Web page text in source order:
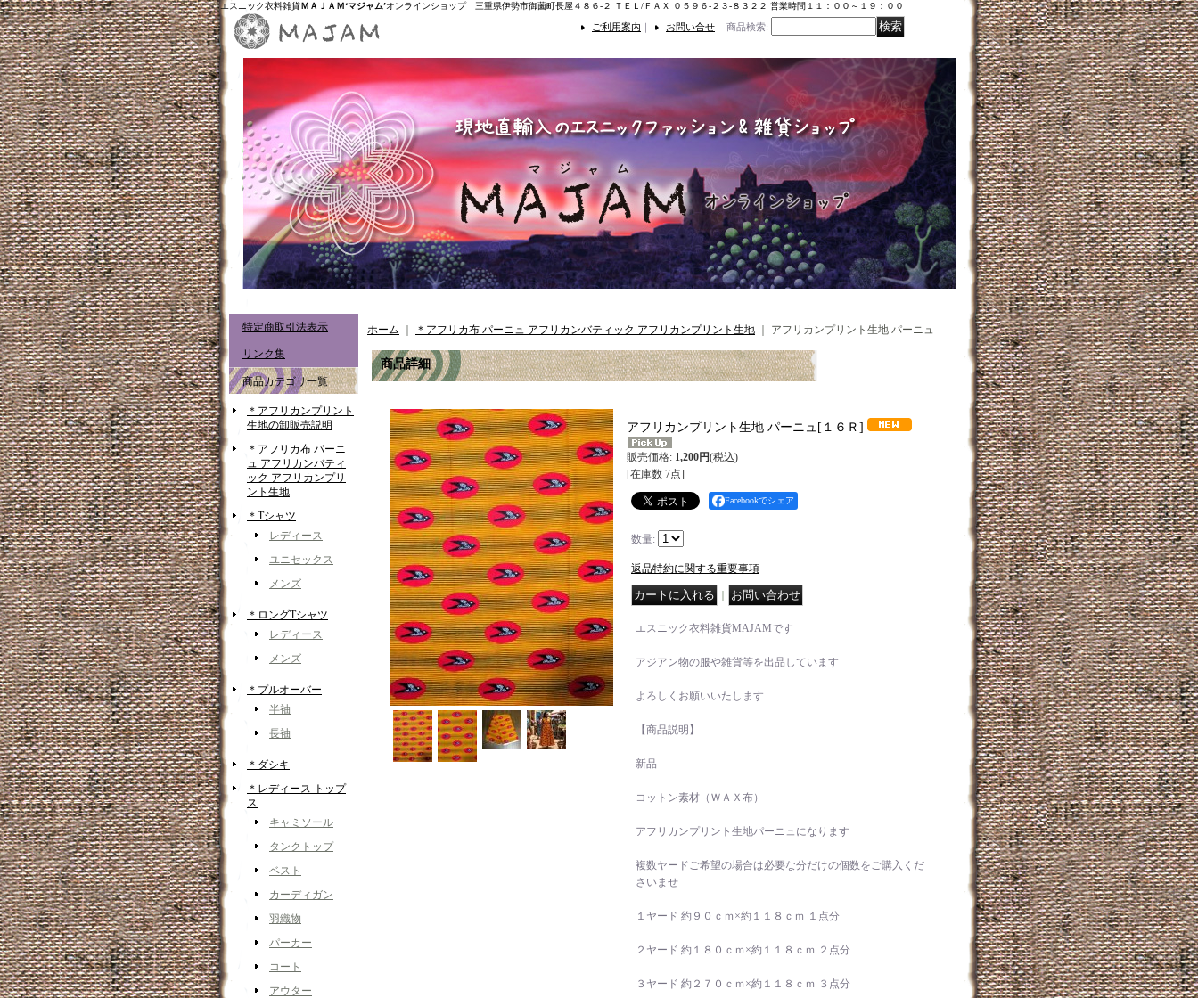
エスニック衣料雑貨ＭＡＪＡＭ‘マジャム’オンラインショップ 三重県伊勢市御薗町長屋４８６-２ ＴＥＬ/ＦＡＸ ０５９６-２３-８３２２ 営業時間１１：００～１９：００
ご利用案内 ｜ お問い合せ 商品検索:
特定商取引法表示
リンク集
商品カテゴリ一覧
＊アフリカンプリント
生地の卸販売説明
＊アフリカ布 パーニ
ュ アフリカンバティ
ック アフリカンプリ
ント生地
＊Tシャツ
レディース
ユニセックス
メンズ
＊ロングTシャツ
レディース
メンズ
＊プルオーバー
半袖
長袖
＊ダシキ
＊レディース トップ
ス
キャミソール
タンクトップ
ベスト
カーディガン
羽織物
パーカー
コート
アウター
ホーム ＊アフリカ布 パーニュ アフリカンバティック アフリカンプリント生地 アフリカンプリント生地 パーニュ
商品詳細
アフリカンプリント生地 パーニュ [ １６Ｒ ]
販売価格: 1,200円(税込)
[在庫数 7点]
Facebookでシェア
数量:
返品特約に関する重要事項
エスニック衣料雑貨MAJAMです
アジアン物の服や雑貨等を出品しています
よろしくお願いいたします
【商品説明】
新品
コットン素材（ＷＡＸ布）
アフリカンプリント生地パーニュになります
複数ヤードご希望の場合は必要な分だけの個数をご購入くだ
さいませ
１ヤード 約９０ｃｍ×約１１８ｃｍ １点分
２ヤード 約１８０ｃｍ×約１１８ｃｍ ２点分
３ヤード 約２７０ｃｍ×約１１８ｃｍ ３点分